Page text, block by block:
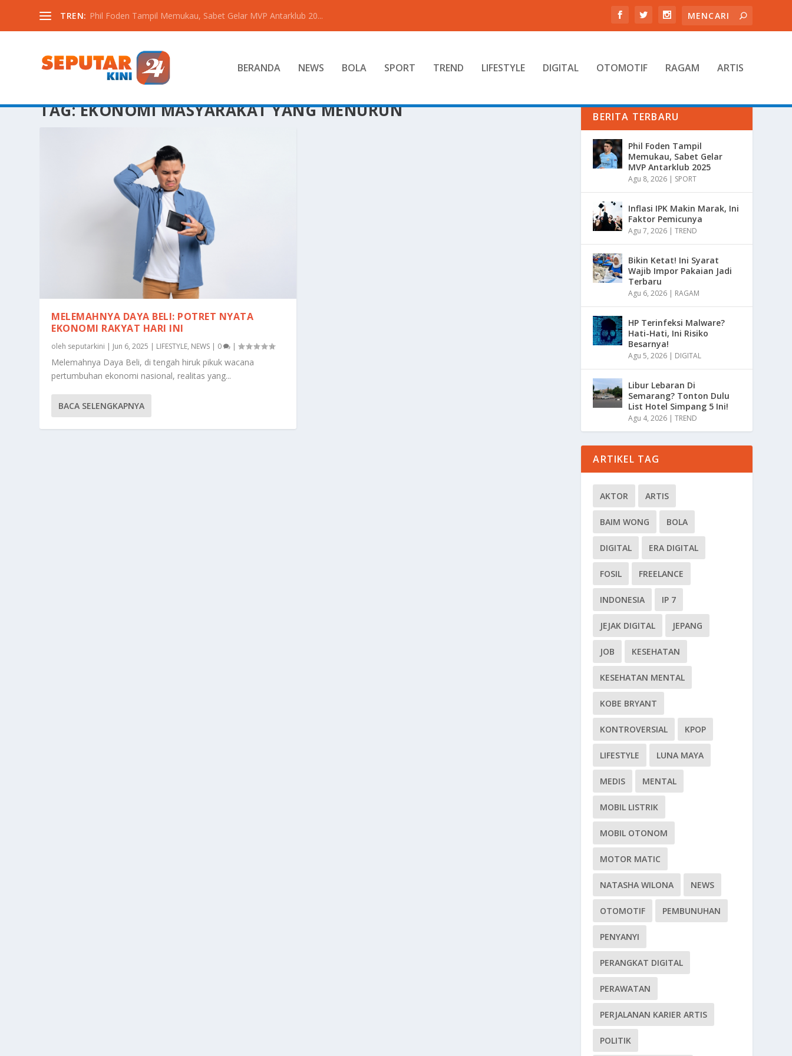
TREN: Phil Foden Tampil Memukau, Sabet Gelar MVP Antarklub 20...
BERANDA NEWS BOLA SPORT TREND LIFESTYLE DIGITAL OTOMOTIF RAGAM ARTIS
TAG:EKONOMI MASYARAKAT YANG MENURUN
MELEMAHNYA DAYA BELI: POTRET NYATA
EKONOMI RAKYAT HARI INI
oleh seputarkini | Jun 6, 2025 | LIFESTYLE, NEWS | 0 |
Melemahnya Daya Beli, di tengah hiruk pikuk wacana
pertumbuhan ekonomi nasional, realitas yang...
BACA SELENGKAPNYA
BERITA TERBARU
Phil Foden Tampil
Memukau, Sabet Gelar
MVP Antarklub 2025
Agu 8, 2026 | SPORT
Inflasi IPK Makin Marak, Ini
Faktor Pemicunya
Agu 7, 2026 |TREND
Bikin Ketat! Ini Syarat
Wajib Impor Pakaian Jadi
Terbaru
Agu 6, 2026 | RAGAM
HP Terinfeksi Malware?
Hati-Hati, Ini Risiko
Besarnya!
Agu 5, 2026 | DIGITAL
Libur Lebaran Di
Semarang? Tonton Dulu
List Hotel Simpang 5 Ini!
Agu 4, 2026 |TREND
ARTIKEL TAG
AKTOR ARTIS
BAIM WONG BOLA
DIGITAL ERA DIGITAL
FOSIL FREELANCE
INDONESIA IP 7
JEJAK DIGITAL JEPANG
JOB KESEHATAN
KESEHATAN MENTAL
KOBE BRYANT
KONTROVERSIAL KPOP
LIFESTYLE LUNA MAYA
MEDIS MENTAL
MOBIL LISTRIK
MOBIL OTONOM
MOTOR MATIC
NATASHA WILONA NEWS
OTOMOTIF PEMBUNUHAN
PENYANYI
PERANGKAT DIGITAL
PERAWATAN
PERJALANAN KARIER ARTIS
POLITIK